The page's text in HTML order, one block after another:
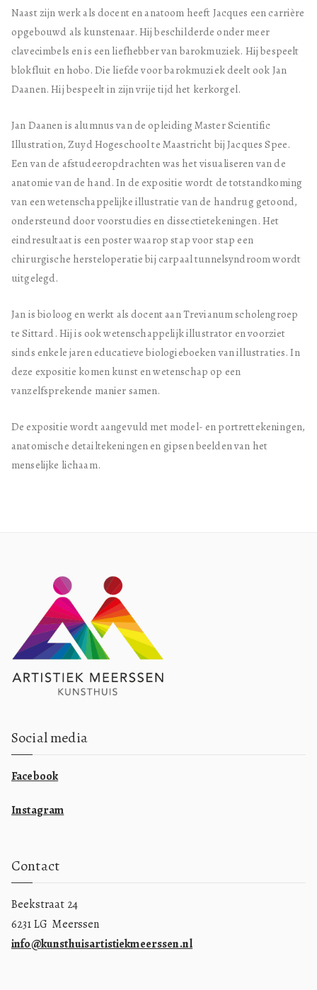
Naast zijn werk als docent en anatoom heeft Jacques een carrière
opgebouwd als kunstenaar. Hij beschilderde onder meer
clavecimbels en is een liefhebber van barokmuziek. Hij bespeelt
blokfluit en hobo. Die liefde voor barokmuziek deelt ook Jan
Daanen. Hij bespeelt in zijn vrije tijd het kerkorgel.
Jan Daanen is alumnus van de opleiding Master Scientific
Illustration, Zuyd Hogeschool te Maastricht bij Jacques Spee.
Een van de afstudeeropdrachten was het visualiseren van de
anatomie van de hand. In de expositie wordt de totstandkoming
van een wetenschappelijke illustratie van de handrug getoond,
ondersteund door voorstudies en dissectietekeningen. Het
eindresultaat is een poster waarop stap voor stap een
chirurgische hersteloperatie bij carpaal tunnelsyndroom wordt
uitgelegd.
Jan is bioloog en werkt als docent aan Trevianum scholengroep
te Sittard. Hij is ook wetenschappelijk illustrator en voorziet
sinds enkele jaren educatieve biologieboeken van illustraties. In
deze expositie komen kunst en wetenschap op een
vanzelfsprekende manier samen.
De expositie wordt aangevuld met model- en portrettekeningen,
anatomische detailtekeningen en gipsen beelden van het
menselijke lichaam.
Social media
Facebook
Instagram
Contact
Beekstraat 24
6231 LG Meerssen
info@kunsthuisartistiekmeerssen.nl